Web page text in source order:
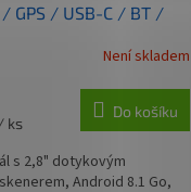
GPS / USB-C / BT /
Není skladem
ks
Do košíku
s 2,8" dotykovým
Android 8.1 Go,